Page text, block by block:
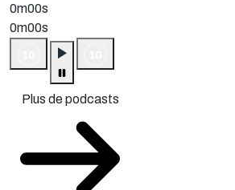
0m00s
0m00s
Plus de podcasts